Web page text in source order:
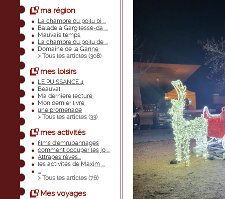
ma région
La chambre du poilu bi ...
Balade à Gargilesse-da ...
Mauvais temps
La chambre du poilu de ...
Domaine de la Ganne
> Tous les articles (308)
mes loisirs
LE PUISSANCE 4
Beauval
Ma dernière lecture
Mon dernier livre
une promenade
> Tous les articles (33)
mes activités
films d'emrubannages
comment occuper les jo ...
Attrapes rêves...
les activités de Maxim ...
...
> Tous les articles (76)
Mes voyages